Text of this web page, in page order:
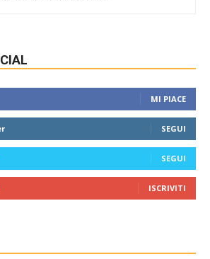
MI PIACE
SEGUI
SEGUI
ISCRIVITI